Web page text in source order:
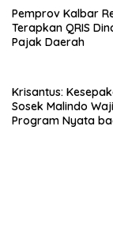
Pemprov Kalbar
Terapkan QRIS
Pajak Daerah
Krisantus:
Sosek Malindo
Program Nyata